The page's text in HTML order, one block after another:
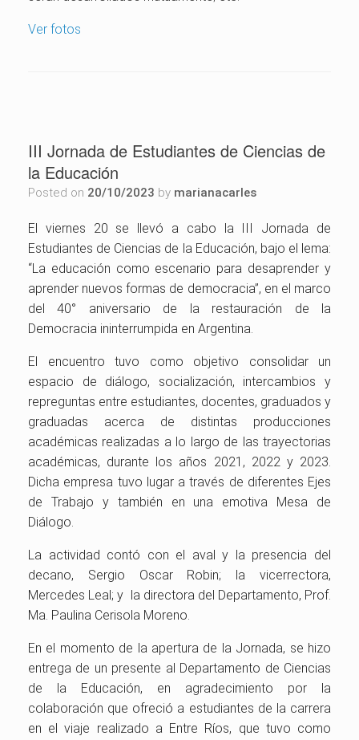
Ver fotos
III Jornada de Estudiantes de Ciencias de
la Educación
Posted on 20/10/2023 by marianacarles
El viernes 20 se llevó a cabo la III Jornada de
Estudiantes de Ciencias de la Educación, bajo el lema:
“La educación como escenario para desaprender y
aprender nuevos formas de democracia”, en el marco
del 40° aniversario de la restauración de la
Democracia ininterrumpida en Argentina.
El encuentro tuvo como objetivo consolidar un
espacio de diálogo, socialización, intercambios y
repreguntas entre estudiantes, docentes, graduados y
graduadas acerca de distintas producciones
académicas realizadas a lo largo de las trayectorias
académicas, durante los años 2021, 2022 y 2023.
Dicha empresa tuvo lugar a través de diferentes Ejes
de Trabajo y también en una emotiva Mesa de
Diálogo.
La actividad contó con el aval y la presencia del
decano, Sergio Oscar Robin; la vicerrectora,
Mercedes Leal; y la directora del Departamento, Prof.
Ma. Paulina Cerisola Moreno.
En el momento de la apertura de la Jornada, se hizo
entrega de un presente al Departamento de Ciencias
de la Educación, en agradecimiento por la
colaboración que ofreció a estudiantes de la carrera
en el viaje realizado a Entre Ríos, que tuvo como